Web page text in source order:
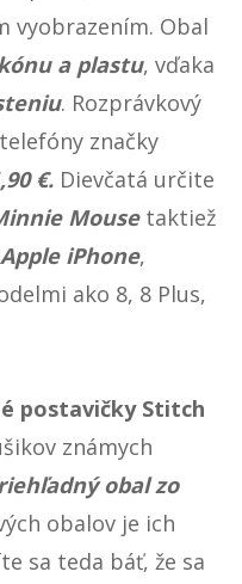
vyobrazením. Obal
a plastu, vďaka
. Rozprávkový
značky
€. Dievčatá určite
Mousetaktiež
iPhone,
ako 8, 8 Plus,
postavičky Stitch
známych
obal zo
obalov je ich
sa teda báť, že sa